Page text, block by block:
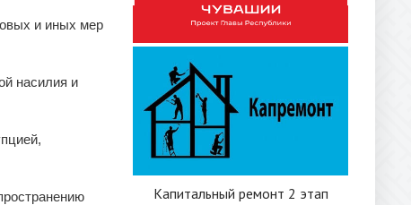
и иных мер
насилия и
Капитальный ремонт 2 этап